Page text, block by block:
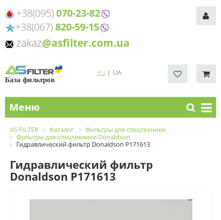
+38(095)070-23-82
+38(067)820-59-15
zakaz@asfilter.com.ua
База фильтров
RU| UA
Меню
AS FILTER Каталог
Фильтры для спецтехники
Фильтры для спецтехники Donaldson
Гидравлический фильтр Donaldson P171613
Гидравлический фильтр
Donaldson P171613